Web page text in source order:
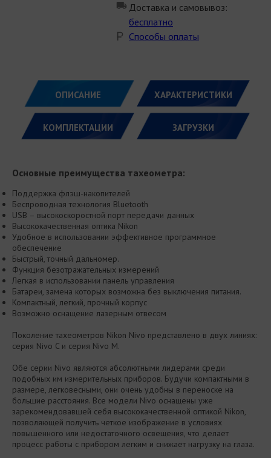
Доставка и самовывоз:
бесплатно
Способы оплаты
ОПИСАНИЕ ХАРАКТЕРИСТИКИ
КОМПЛЕКТАЦИИ ЗАГРУЗКИ
Оcновные преимущества тахеометра:
Поддержка флэш-накопителей
Беспроводная технология Bluetooth
USB – высокоскоростной порт передачи данных
Высококачественная оптика Nikon
Удобное в использовании эффективное программное
обеспечение
Быстрый, точный дальномер.
Функция безотражательных измерений
Легкая в использовании панель управления
Батареи, замена которых возможна без выключения питания.
Компактный, легкий, прочный корпус
Возможно оснащение лазерным отвесом
Поколение тахеометров Nikon Nivo представлено в двух линиях:
серия Nivo C и серия Nivo M.
Обе серии Nivo являются абсолютными лидерами среди
подобных им измерительных приборов. Будучи компактными в
размере, легковесными, они очень удобны в переноске на
большие расстояния. Все модели Nivo оснащены уже
зарекомендовавшей себя высококачественной оптикой Nikon,
позволяющей получить четкое изображение в условиях
повышенного или недостаточного освещения, что делает
процесс работы с прибором легким и снижает нагрузку на глаза.